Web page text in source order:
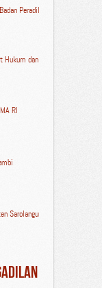
Peradilan Umum MA RI
dan Peradilan MA RI
RI
Sarolangun